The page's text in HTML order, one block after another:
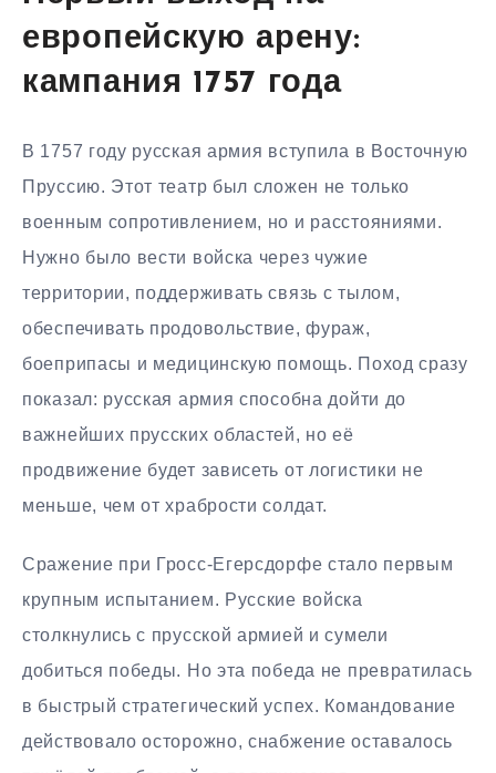
европейскую арену:
кампания 1757 года
В 1757 году русская армия вступила в Восточную
Пруссию. Этот театр был сложен не только
военным сопротивлением, но и расстояниями.
Нужно было вести войска через чужие
территории, поддерживать связь с тылом,
обеспечивать продовольствие, фураж,
боеприпасы и медицинскую помощь. Поход сразу
показал: русская армия способна дойти до
важнейших прусских областей, но её
продвижение будет зависеть от логистики не
меньше, чем от храбрости солдат.
Сражение при Гросс-Егерсдорфе стало первым
крупным испытанием. Русские войска
столкнулись с прусской армией и сумели
добиться победы. Но эта победа не превратилась
в быстрый стратегический успех. Командование
действовало осторожно, снабжение оставалось